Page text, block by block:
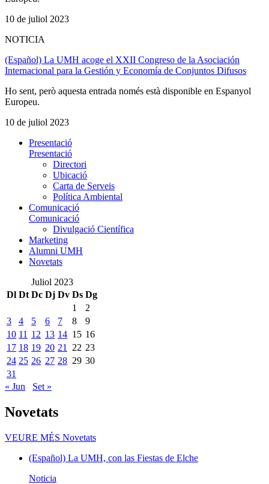
10 de juliol 2023
NOTICIA
(Español) La UMH acoge el XXII Congreso de la Asociación
Internacional para la Gestión y Economía de Conjuntos Difusos
Ho sent, però aquesta entrada només està disponible en Espanyol
Europeu.
10 de juliol 2023
Presentació
Presentació
Directori
Ubicació
Carta de Serveis
Política Ambiental
Comunicació
Comunicació
Divulgació Científica
Marketing
Alumni UMH
Novetats
Juliol 2023
Dl Dt Dc Dj Dv Ds Dg
1
2
3
4 5 6 7 8
9
10 11 12 13 14 15 16
17 18 19 20 21 22 23
24 25 26 27 28 29 30
31
« Jun
Set »
Novetats
VEURE MÉS Novetats
(Español) La UMH, con las Fiestas de Elche
Noticia